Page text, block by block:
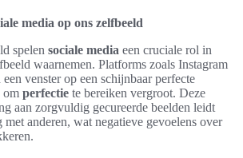
media op ons zelfbeeld
spelen sociale media een cruciale rol in
waarnemen. Platforms zoals Instagram
venster op een schijnbaar perfecte
om perfectie te bereiken vergroot. Deze
aan zorgvuldig gecureerde beelden leidt
anderen, wat negatieve gevoelens over